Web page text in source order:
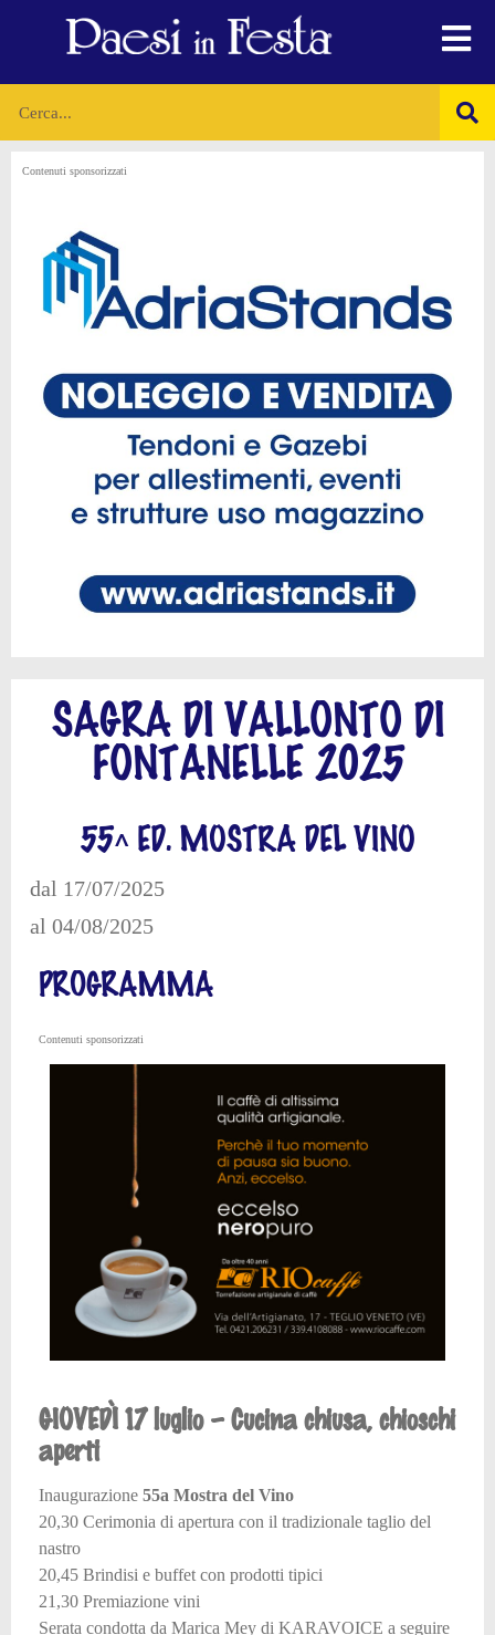
Contenuti sponsorizzati
SAGRA DI VALLONTO DI
FONTANELLE 2025
55^ ED. MOSTRA DEL VINO
dal 17/07/2025
al 04/08/2025
PROGRAMMA
Contenuti sponsorizzati
GIOVEDÌ 17 luglio – Cucina chiusa, chioschi
aperti
Inaugurazione 55a Mostra del Vino
20,30 Cerimonia di apertura con il tradizionale taglio del
nastro
20,45 Brindisi e buffet con prodotti tipici
21,30 Premiazione vini
Serata condotta da Marica Mey di KARAVOICE a seguire